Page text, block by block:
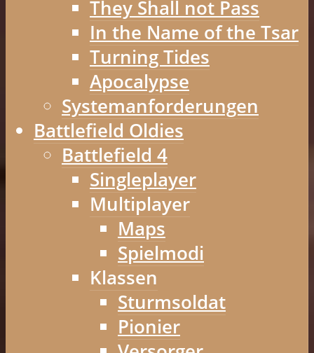
They Shall not Pass
In the Name of the Tsar
Turning Tides
Apocalypse
Systemanforderungen
Battlefield Oldies
Battlefield 4
Singleplayer
Multiplayer
Maps
Spielmodi
Klassen
Sturmsoldat
Pionier